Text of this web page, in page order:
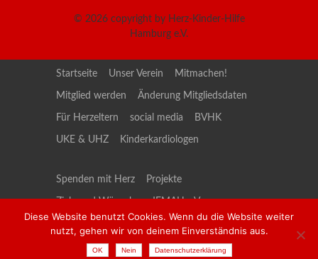
© 2026 copyright by Herz-Kinder-Hilfe
Hamburg e.V.
Startseite Unser Verein Mitmachen!
Mitglied werden Änderung Mitgliedsdaten
Für Herzeltern social media BVHK
UKE & UHZ Kinderkardiologen
Spenden mit Herz Projekte
Ziele und Wünsche JEMAH e.V.
social media-JEMAH Kontakt
Datenschutzerklärung Impressum
Diese Website benutzt Cookies. Wenn du die Website weiter
nutzt, gehen wir von deinem Einverständnis aus.
OK Nein Datenschutzerklärung